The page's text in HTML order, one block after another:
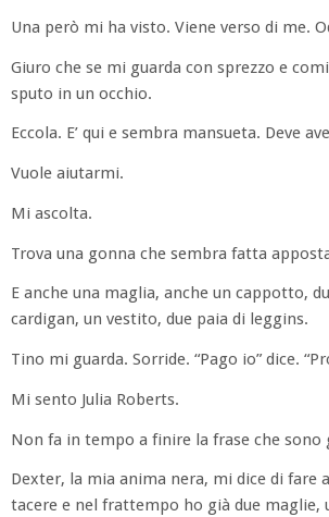
Una però mi ha visto. Viene verso di me.
Giuro che se mi guarda con sprezzo e
sputo in un occhio.
Eccola. E’ qui e sembra mansueta. Deve
Vuole aiutarmi.
Mi ascolta.
Trova una gonna che sembra fatta
E anche una maglia, anche un cappotto,
cardigan, un vestito, due paia di leggins.
Tino mi guarda. Sorride. “Pago io” dice.
Mi sento Julia Roberts.
Non fa in tempo a finire la frase che sono
Dexter, la mia anima nera, mi dice di
tacere e nel frattempo ho già due maglie,